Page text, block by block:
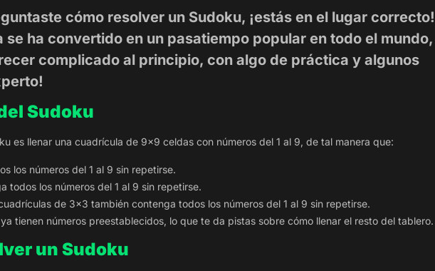
cómo resolver un Sudoku, ¡estás en el lugar correcto!
se ha convertido en un pasatiempo popular en todo el mundo,
complicado al principio, con algo de práctica y algunos
Sudoku
es llenar una cuadrícula de 9×9 celdas con números del 1 al 9, de tal manera que:
los números del 1 al 9 sin repetirse.
todos los números del 1 al 9 sin repetirse.
de 3×3 también contenga todos los números del 1 al 9 sin repetirse.
tienen números preestablecidos, lo que te da pistas sobre cómo llenar el resto del tablero.
un Sudoku